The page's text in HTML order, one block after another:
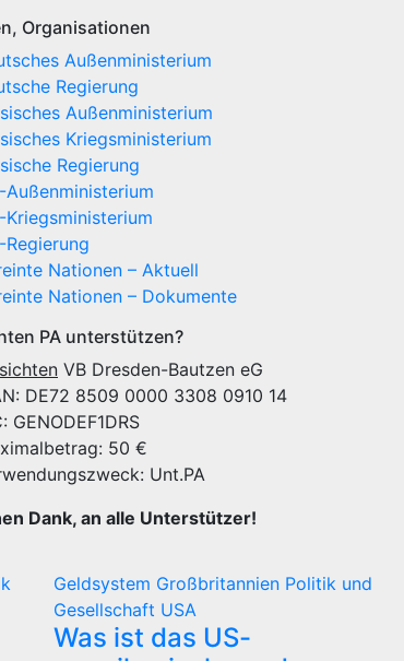
Organisationen
Außenministerium
Regierung
Außenministerium
Kriegsministerium
Regierung
Außenministerium
Kriegsministerium
Regierung
Nationen – Aktuell
Nationen – Dokumente
PA unterstützen?
VB Dresden-Bautzen eG
DE72 8509 0000 3308 0910 14
GENODEF1DRS
50 €
Unt.PA
Dank, an alle Unterstützer!
Geldsystem Großbritannien Politik und
Gesellschaft USA
Was ist das US-